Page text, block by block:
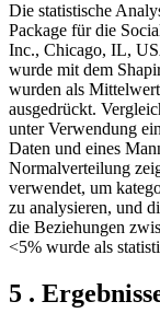
Die statistische
Package für die
Inc., Chicago, IL,
wurde mit dem
wurden als
ausgedrückt.
unter Verwendung
Daten und eines
Normalverteilung
verwendet, um
zu analysieren, und
die Beziehungen
<5% wurde als
5 .